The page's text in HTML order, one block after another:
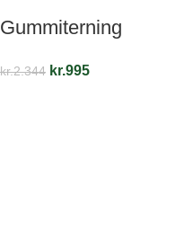
Gummiterning
kr.2.344 kr.995